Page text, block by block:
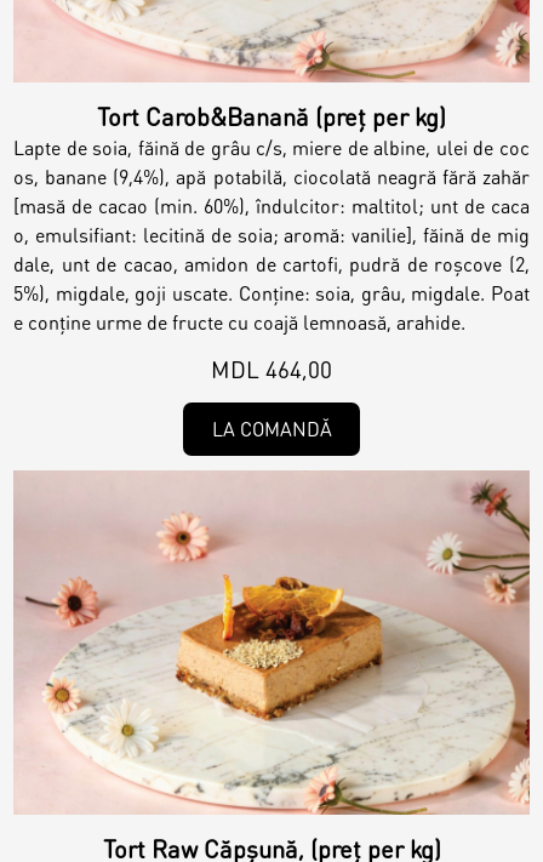
Prăjituri
Bomboane
Accesorii/Party
Toppere
Lumânări
Tort Carob&Banană (preț per kg)
Lapte de soia, făină de grâu c/s, miere de albine, ulei de coc
os, banane (9,4%), apă potabilă, ciocolată neagră fără zahăr
[masă de cacao (min. 60%), îndulcitor: maltitol; unt de caca
o, emulsifiant: lecitină de soia; aromă: vanilie], făină de mig
dale, unt de cacao, amidon de cartofi, pudră de roşcove (2,
5%), migdale, goji uscate. Conține: soia, grâu, migdale. Poat
e conține urme de fructe cu coajă lemnoasă, arahide.
MDL 464,00
LA COMANDĂ
Tort Raw Căpșună, (preț per kg)